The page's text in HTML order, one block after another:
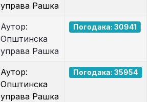
управа Рашка
Аутор:
Општинска
управа Рашка
Погодака: 30941
Аутор:
Општинска
управа Рашка
Погодака: 35954